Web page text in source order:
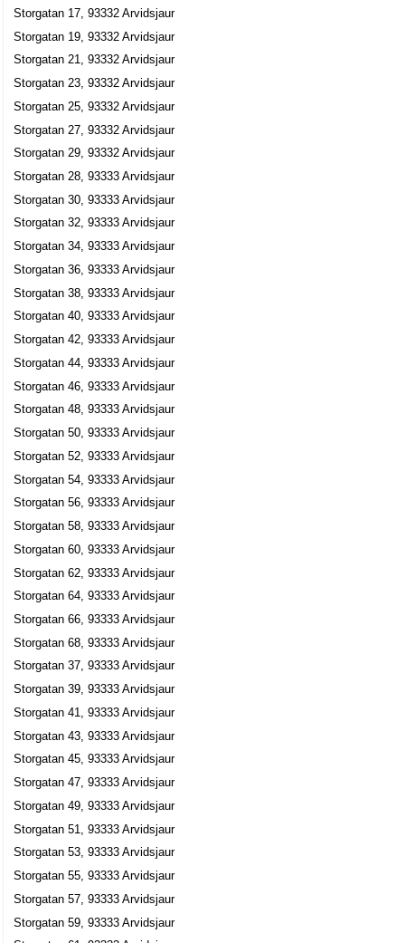
0960-21280
Storgatan 19, 93332 Arvidsjaur
Hans på Hörnet AB
Helge Per-Åke Pettersson
Storgatan 21, 93332 Arvidsjaur
Inge Stenlund
0960-12800
Storgatan 23, 93332 Arvidsjaur
Husbutiken i Arvidsjaur AB
Malin Karina Stenlund
0960-55301
Storgatan 23, 93332 Arvidsjaur
G.W. Petterssons Skor AB
Nils Gustaf Pettersson
0960-10717
Walk in Arvidsjaur AB
Gulli Anneli Viveka Nyman
Storgatan 24, 93332 Arvidsjaur
Mariannes Optik AB
0960-13660
Storgatan 26, 93332 Arvidsjaur
Salong Frisyren
Lillian Helene Hagström Bexell
0960-13278
Storgatan 26 C, 93332 Arvidsjaur
AB Lapplandssport
Johan David Johansson
0960-10433
Holmgrens Sport AB
Johan David Johansson
0960-10433
Storgatan 28, 93333 Arvidsjaur
I-Sport Retail 5 AB
Johan David Johansson
0960-10433
Storgatan 28, 93333 Arvidsjaur
Starloz Krog HB
Ahmed Allal
Storgatan 17, 93332 Arvidsjaur
Storgatan 19, 93332 Arvidsjaur
Storgatan 21, 93332 Arvidsjaur
Storgatan 23, 93332 Arvidsjaur
Storgatan 25, 93332 Arvidsjaur
Storgatan 27, 93332 Arvidsjaur
Storgatan 29, 93332 Arvidsjaur
Storgatan 28, 93333 Arvidsjaur
Storgatan 30, 93333 Arvidsjaur
Storgatan 32, 93333 Arvidsjaur
Storgatan 34, 93333 Arvidsjaur
Storgatan 36, 93333 Arvidsjaur
Storgatan 38, 93333 Arvidsjaur
Storgatan 40, 93333 Arvidsjaur
Storgatan 42, 93333 Arvidsjaur
Storgatan 44, 93333 Arvidsjaur
Storgatan 46, 93333 Arvidsjaur
Storgatan 48, 93333 Arvidsjaur
Storgatan 50, 93333 Arvidsjaur
Storgatan 52, 93333 Arvidsjaur
Storgatan 54, 93333 Arvidsjaur
Storgatan 56, 93333 Arvidsjaur
Storgatan 58, 93333 Arvidsjaur
Storgatan 60, 93333 Arvidsjaur
Storgatan 62, 93333 Arvidsjaur
Storgatan 64, 93333 Arvidsjaur
Storgatan 66, 93333 Arvidsjaur
Storgatan 68, 93333 Arvidsjaur
Storgatan 37, 93333 Arvidsjaur
Storgatan 39, 93333 Arvidsjaur
Storgatan 41, 93333 Arvidsjaur
Storgatan 43, 93333 Arvidsjaur
Storgatan 45, 93333 Arvidsjaur
Storgatan 47, 93333 Arvidsjaur
Storgatan 49, 93333 Arvidsjaur
Storgatan 51, 93333 Arvidsjaur
Storgatan 53, 93333 Arvidsjaur
Storgatan 55, 93333 Arvidsjaur
Storgatan 57, 93333 Arvidsjaur
Storgatan 59, 93333 Arvidsjaur